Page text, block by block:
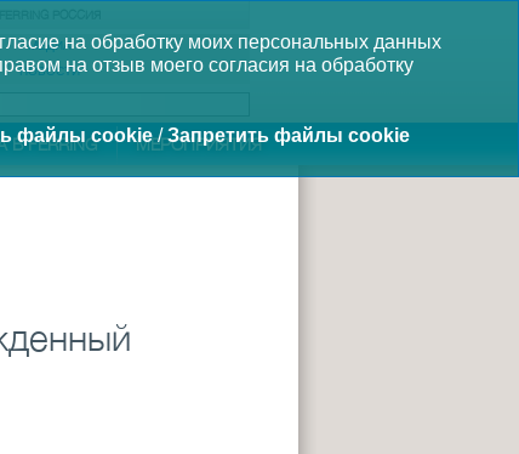
на обработку моих персональных данных
на отзыв моего согласия на обработку
файлы cookie/Запретить файлы cookie
МЕДИА
НОВОСТИ
В FERRING МЕРОПРИЯТИЯ